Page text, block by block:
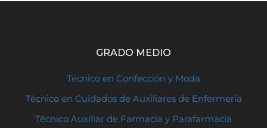
GRADO MEDIO
Técnico en Confección y Moda
Técnico en Cuidados de Auxiliares de Enfermería
Técnico Auxiliar de Farmacia y Parafarmacia